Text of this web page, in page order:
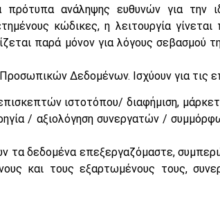
ανάληψης ευθυνών για την
κώδικες, η λειτουργία
παρά μόνον για λόγους
Δεδομένων. Ισχύουν για
ιστοτόπου/ διαφήμιση,
/ αξιολόγηση συνεργατών /
τα δεδομένα επεξεργαζόμαστε,
και τους εξαρτωμένους τους,